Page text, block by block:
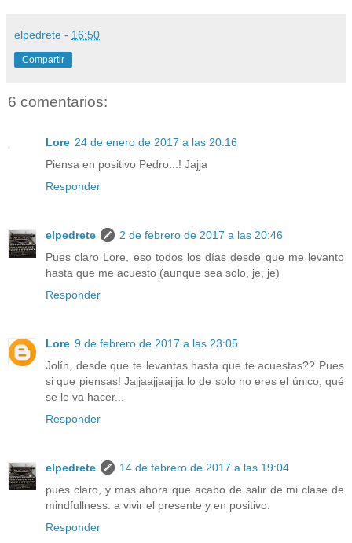
elpedrete - 16:50
Compartir
6 comentarios:
Lore 24 de enero de 2017 a las 20:16
Piensa en positivo Pedro...! Jajja
Responder
elpedrete
2 de febrero de 2017 a las 20:46
Pues claro Lore, eso todos los días desde que me levanto
hasta que me acuesto (aunque sea solo, je, je)
Responder
Lore 9 de febrero de 2017 a las 23:05
Jolín, desde que te levantas hasta que te acuestas?? Pues
si que piensas! Jajjaajjaajjja lo de solo no eres el único, qué
se le va hacer...
Responder
elpedrete
14 de febrero de 2017 a las 19:04
pues claro, y mas ahora que acabo de salir de mi clase de
mindfullness. a vivir el presente y en positivo.
Responder